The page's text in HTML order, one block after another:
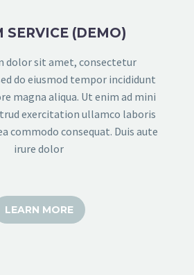
SERVICE (DEMO)
dolor sit amet, consectetur
do eiusmod tempor incididunt
magna aliqua. Ut enim ad mini
exercitation ullamco laboris
commodo consequat. Duis aute
irure dolor
LEARN MORE